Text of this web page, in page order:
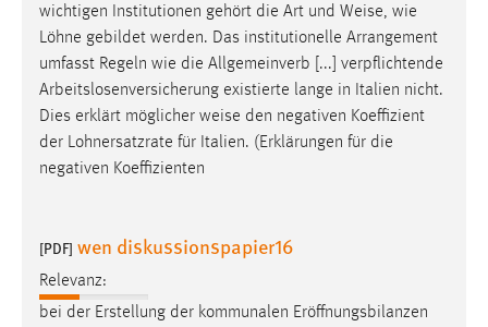
wichtigen Institutionen gehört die Art und Weise, wie
Löhne gebildet werden. Das institutionelle Arrangement
umfasst Regeln wie die Allgemeinverb [...] verpflichtende
Arbeitslosenversicherung existierte lange in Italien nicht.
Dies erklärt möglicher weise den negativen Koeffizient
der Lohnersatzrate für Italien. (Erklärungen für die
negativen Koeffizienten
[PDF] wen diskussionspapier16
Relevanz:
bei der Erstellung der kommunalen Eröffnungsbilanzen